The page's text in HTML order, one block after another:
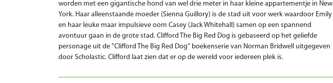
worden met een gigantische hond van wel drie meter in haar kleine appartementje in New
York. Haar alleenstaande moeder (Sienna Guillory) is de stad uit voor werk waardoor Emily
en haar leuke maar impulsieve oom Casey (Jack Whitehall) samen op een spannend
avontuur gaan in de grote stad. Clifford The Big Red Dog is gebaseerd op het geliefde
personage uit de "Clifford The Big Red Dog" boekenserie van Norman Bridwell uitgegeven
door Scholastic. Clifford laat zien dat er op de wereld voor iedereen plek is.